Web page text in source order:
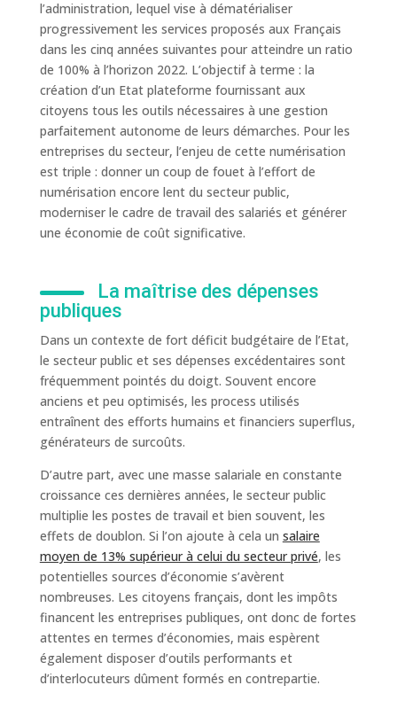
l’administration, lequel vise à dématérialiser
progressivement les services proposés aux Français
dans les cinq années suivantes pour atteindre un ratio
de 100% à l’horizon 2022. L’objectif à terme : la
création d’un Etat plateforme fournissant aux
citoyens tous les outils nécessaires à une gestion
parfaitement autonome de leurs démarches. Pour les
entreprises du secteur, l’enjeu de cette numérisation
est triple : donner un coup de fouet à l’effort de
numérisation encore lent du secteur public,
moderniser le cadre de travail des salariés et générer
une économie de coût significative.
La maîtrise des dépenses
publiques
Dans un contexte de fort déficit budgétaire de l’Etat,
le secteur public et ses dépenses excédentaires sont
fréquemment pointés du doigt. Souvent encore
anciens et peu optimisés, les process utilisés
entraînent des efforts humains et financiers superflus,
générateurs de surcoûts.
D’autre part, avec une masse salariale en constante
croissance ces dernières années, le secteur public
multiplie les postes de travail et bien souvent, les
effets de doublon. Si l’on ajoute à cela un salaire
moyen de 13% supérieur à celui du secteur privé, les
potentielles sources d’économie s’avèrent
nombreuses. Les citoyens français, dont les impôts
financent les entreprises publiques, ont donc de fortes
attentes en termes d’économies, mais espèrent
également disposer d’outils performants et
d’interlocuteurs dûment formés en contrepartie.